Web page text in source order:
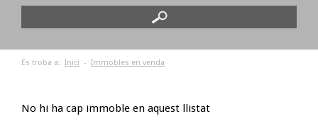
Es troba a: Inici - Immobles en venda
No hi ha cap immoble en aquest llistat